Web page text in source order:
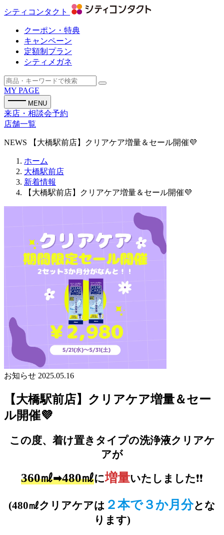
シティコンタクト
クーポン・特典
キャンペーン
定額制プラン
シティメガネ
MY PAGE
MENU
来店・相談会予約
店舗一覧
NEWS 【大橋駅前店】クリアケア増量＆セール開催💜
ホーム
大橋駅前店
新着情報
【大橋駅前店】クリアケア増量＆セール開催💜
お知らせ 2025.05.16
【大橋駅前店】クリアケア増量＆セー
ル開催💜
この度、着け置きタイプの洗浄液クリアケ
アが
360㎖➡480㎖に増量いたしました❗❗
(480㎖クリアケアは ２本で３か月分とな
ります)